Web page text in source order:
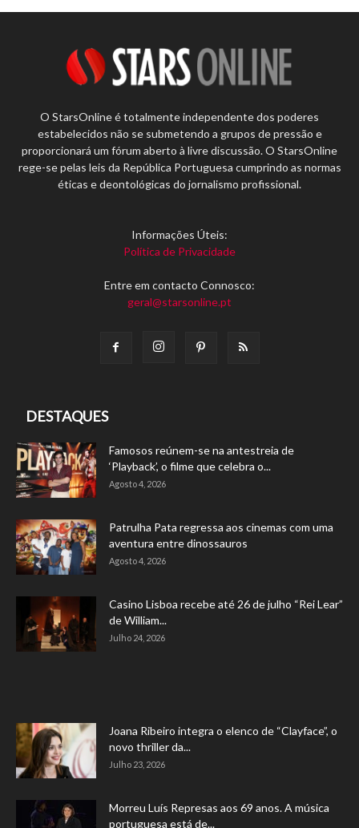
O StarsOnline é totalmente independente dos poderes
estabelecidos não se submetendo a grupos de pressão e
proporcionará um fórum aberto à livre discussão. O StarsOnline
rege-se pelas leis da República Portuguesa cumprindo as normas
éticas e deontológicas do jornalismo profissional.
Informações Úteis:
Política de Privacidade
Entre em contacto Connosco:
geral@starsonline.pt
DESTAQUES
Famosos reúnem-se na antestreia de
‘Playback’, o filme que celebra o...
Agosto 4, 2026
Patrulha Pata regressa aos cinemas com uma
aventura entre dinossauros
Agosto 4, 2026
Casino Lisboa recebe até 26 de julho “Rei Lear”
de William...
Julho 24, 2026
Joana Ribeiro integra o elenco de “Clayface”, o
novo thriller da...
Julho 23, 2026
Morreu Luís Represas aos 69 anos. A música
portuguesa está de...